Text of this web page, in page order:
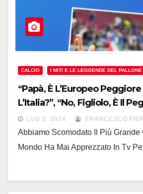
CALCIO I MITI E LE LEGGENDE DEL PALLONE
“Papà, È L’Europeo
L’Italia?”, “No, Figliolo, È Il
Dell’Italia… Finora”
LUG 2, 2024 FRANCESCO
Abbiamo Scomodato Il Più Grande
Mondo Ha Mai Apprezzato In Tv